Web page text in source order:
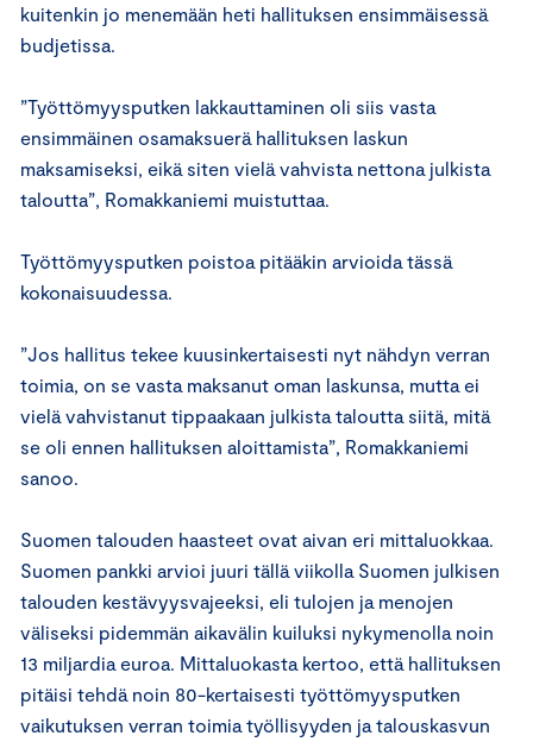
kuitenkin jo menemään heti hallituksen ensimmäisessä
budjetissa.
”Työttömyysputken lakkauttaminen oli siis vasta
ensimmäinen osamaksuerä hallituksen laskun
maksamiseksi, eikä siten vielä vahvista nettona julkista
taloutta”, Romakkaniemi muistuttaa.
Työttömyysputken poistoa pitääkin arvioida tässä
kokonaisuudessa.
”Jos hallitus tekee kuusinkertaisesti nyt nähdyn verran
toimia, on se vasta maksanut oman laskunsa, mutta ei
vielä vahvistanut tippaakaan julkista taloutta siitä, mitä
se oli ennen hallituksen aloittamista”, Romakkaniemi
sanoo.
Suomen talouden haasteet ovat aivan eri mittaluokkaa.
Suomen pankki arvioi juuri tällä viikolla Suomen julkisen
talouden kestävyysvajeeksi, eli tulojen ja menojen
väliseksi pidemmän aikavälin kuiluksi nykymenolla noin
13 miljardia euroa. Mittaluokasta kertoo, että hallituksen
pitäisi tehdä noin 80-kertaisesti työttömyysputken
vaikutuksen verran toimia työllisyyden ja talouskasvun